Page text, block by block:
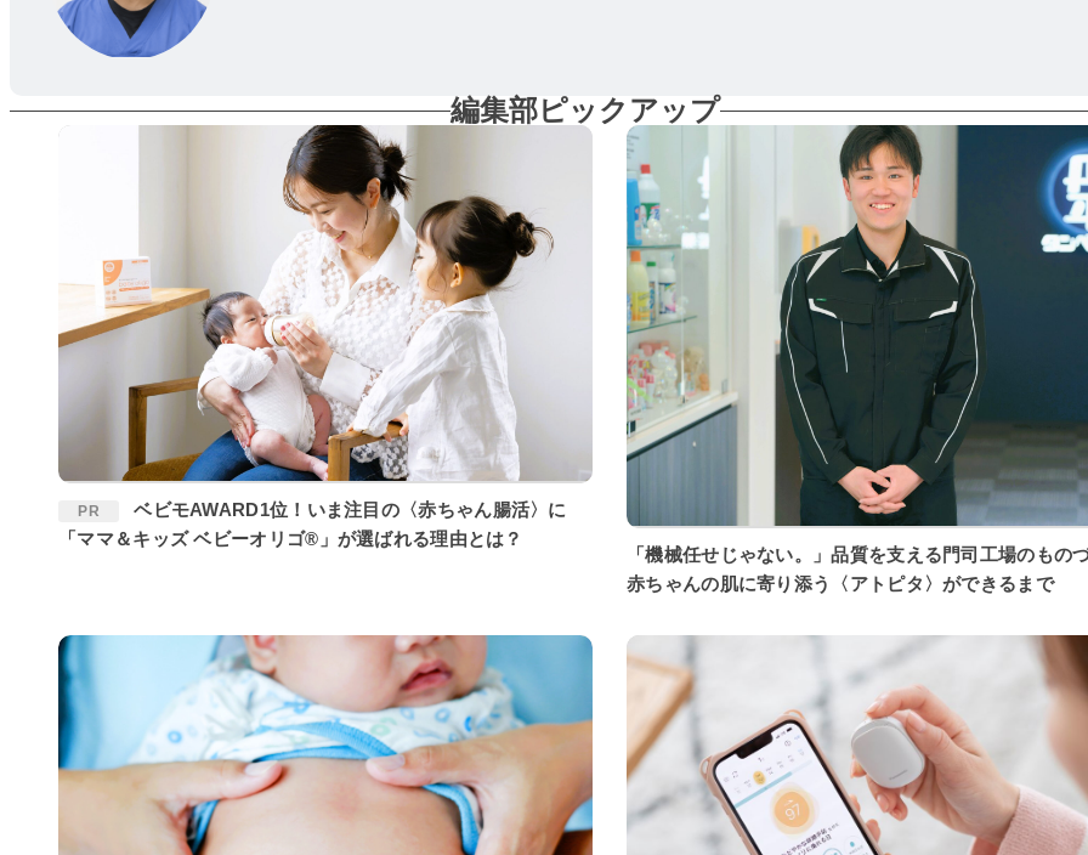
編集部ピックアップ
PR
ベビモAWARD1位！いま注目の〈赤ちゃん腸活〉に
「ママ＆キッズ ベビーオリゴ®」が選ばれる理由とは？
「機械任せじゃない。」品質を支える門司工場のもの
赤ちゃんの肌に寄り添う〈アトピタ〉ができるまで